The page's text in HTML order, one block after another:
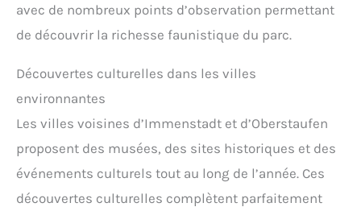
avec de nombreux points d’observation permettant
de découvrir la richesse faunistique du parc.
Découvertes culturelles dans les villes
environnantes
Les villes voisines d’Immenstadt et d’Oberstaufen
proposent des musées, des sites historiques et des
événements culturels tout au long de l’année. Ces
découvertes culturelles complètent parfaitement